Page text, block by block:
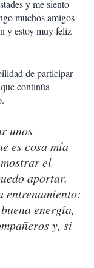
y me siento
muchos amigos
y estoy muy feliz
de participar
continúa
unos
es cosa mía
el
aportar.
entrenamiento:
energía,
y, si